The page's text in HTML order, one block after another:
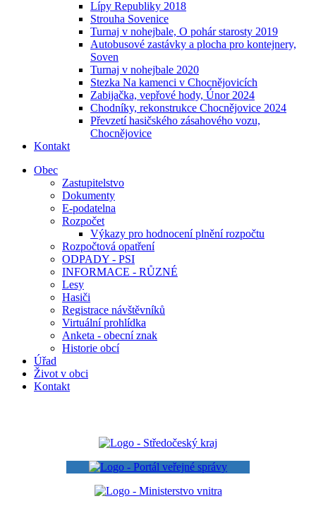
Lípy Republiky 2018
Strouha Sovenice
Turnaj v nohejbale, O pohár starosty 2019
Autobusové zastávky a plocha pro kontejnery,
Soven
Turnaj v nohejbale 2020
Stezka Na kamenci v Chocnějovicích
Zabijačka, vepřové hody, Únor 2024
Chodníky, rekonstrukce Chocnějovice 2024
Převzetí hasičského zásahového vozu,
Chocnějovice
Kontakt
Obec
Zastupitelstvo
Dokumenty
E-podatelna
Rozpočet
Výkazy pro hodnocení plnění rozpočtu
Rozpočtová opatření
ODPADY - PSI
INFORMACE - RŮZNÉ
Lesy
Hasiči
Registrace návštěvníků
Virtuální prohlídka
Anketa - obecní znak
Historie obcí
Úřad
Život v obci
Kontakt